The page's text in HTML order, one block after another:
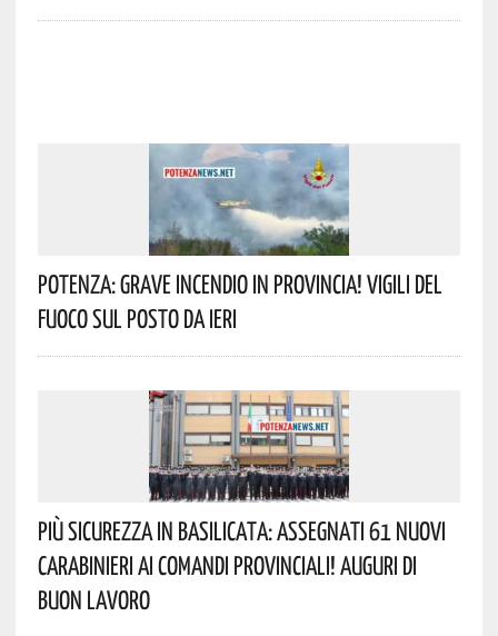
Potenza: Grave Incendio In Provincia! Vigili Del
Fuoco Sul Posto Da Ieri
Più Sicurezza In Basilicata: Assegnati 61 Nuovi
Carabinieri Ai Comandi Provinciali! Auguri Di
Buon Lavoro